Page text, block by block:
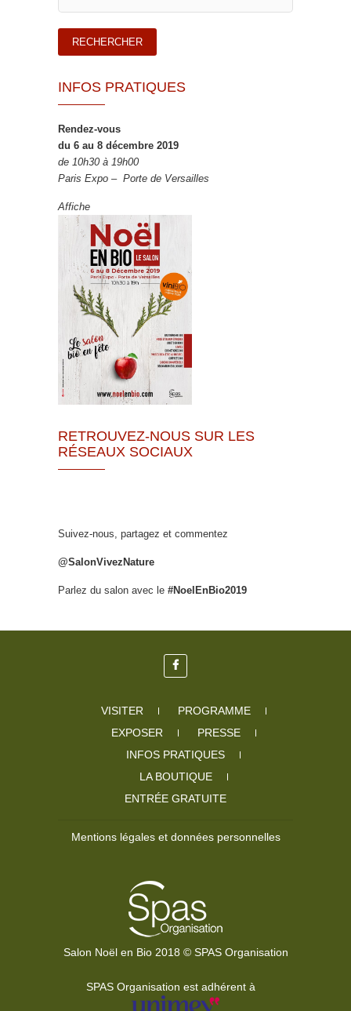
INFOS PRATIQUES
Rendez-vous
du 6 au 8 décembre 2019
de 10h30 à 19h00
Paris Expo – Porte de Versailles
Affiche
RETROUVEZ-NOUS SUR LES
RÉSEAUX SOCIAUX
Suivez-nous, partagez et commentez
@SalonVivezNature
Parlez du salon avec le #NoelEnBio2019
VISITER
PROGRAMME
EXPOSER
PRESSE
INFOS PRATIQUES
LA BOUTIQUE
ENTRÉE GRATUITE
Mentions légales et données personnelles
Salon Noël en Bio 2018 © SPAS Organisation
SPAS Organisation est adhérent à